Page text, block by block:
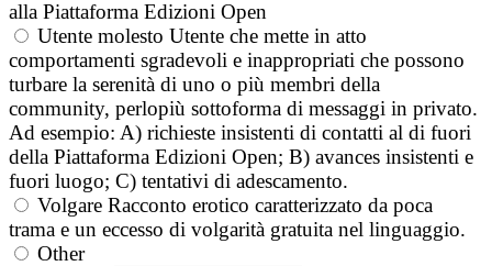
alla Piattaforma Edizioni Open
Utente molesto Utente che mette in atto
comportamenti sgradevoli e inappropriati che possono
turbare la serenità di uno o più membri della
community, perlopiù sottoforma di messaggi in privato.
Ad esempio: A) richieste insistenti di contatti al di fuori
della Piattaforma Edizioni Open; B) avances insistenti e
fuori luogo; C) tentativi di adescamento.
Volgare Racconto erotico caratterizzato da poca
trama e un eccesso di volgarità gratuita nel linguaggio.
Other